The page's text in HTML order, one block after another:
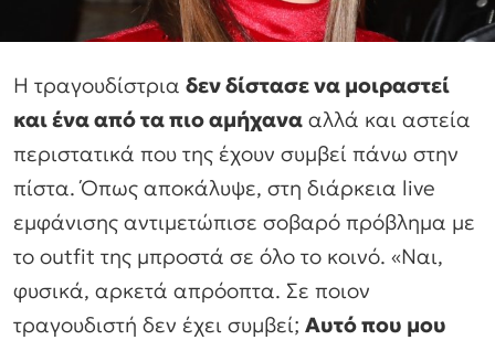
Η τραγουδίστρια δεν δίστασε να μοιραστεί
και ένα από τα πιο αμήχανα αλλά και αστεία
περιστατικά που της έχουν συμβεί πάνω στην
πίστα. Όπως αποκάλυψε, στη διάρκεια live
εμφάνισης αντιμετώπισε σοβαρό πρόβλημα με
το outfit της μπροστά σε όλο το κοινό. «Ναι,
φυσικά, αρκετά απρόοπτα. Σε ποιον
τραγουδιστή δεν έχει συµβεί; Αυτό που µου